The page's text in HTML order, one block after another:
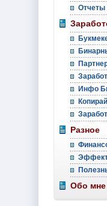
Отчеты
Инфо
Разное
Обо мне